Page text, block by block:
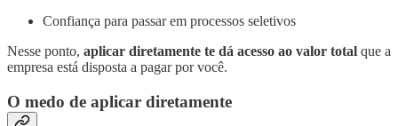
Confiança para passar em processos seletivos
Nesse ponto, aplicar diretamente te dá acesso ao valor total que a
empresa está disposta a pagar por você.
O medo de aplicar diretamente